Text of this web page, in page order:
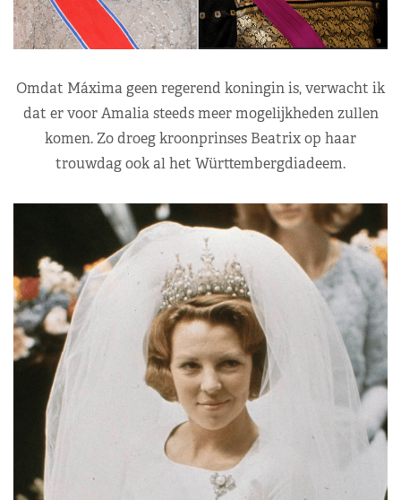
Omdat Máxima geen regerend koningin is, verwacht ik
dat er voor Amalia steeds meer mogelijkheden zullen
komen. Zo droeg kroonprinses Beatrix op haar
trouwdag ook al het Württembergdiadeem.